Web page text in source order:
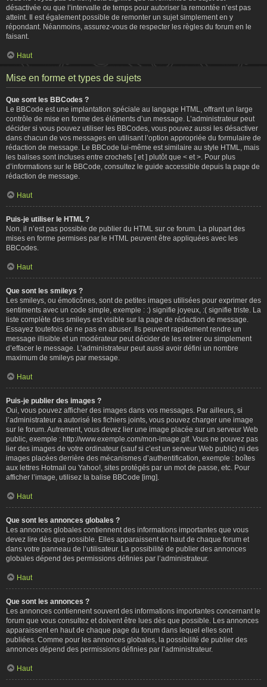
désactivée ou que l’intervalle de temps pour autoriser la remontée n’est pas
atteint. Il est également possible de remonter un sujet simplement en y
répondant. Néanmoins, assurez-vous de respecter les règles du forum en le
faisant.
Haut
Mise en forme et types de sujets
Que sont les BBCodes ?
Le BBCode est une implantation spéciale au langage HTML, offrant un large
contrôle de mise en forme des éléments d’un message. L’administrateur peut
décider si vous pouvez utiliser les BBCodes, vous pouvez aussi les désactiver
dans chacun de vos messages en utilisant l’option appropriée du formulaire de
rédaction de message. Le BBCode lui-même est similaire au style HTML, mais
les balises sont incluses entre crochets [ et ] plutôt que < et >. Pour plus
d’informations sur le BBCode, consultez le guide accessible depuis la page de
rédaction de message.
Haut
Puis-je utiliser le HTML ?
Non, il n’est pas possible de publier du HTML sur ce forum. La plupart des
mises en forme permises par le HTML peuvent être appliquées avec les
BBCodes.
Haut
Que sont les smileys ?
Les smileys, ou émoticônes, sont de petites images utilisées pour exprimer des
sentiments avec un code simple, exemple : :) signifie joyeux, :( signifie triste. La
liste complète des smileys est visible sur la page de rédaction de message.
Essayez toutefois de ne pas en abuser. Ils peuvent rapidement rendre un
message illisible et un modérateur peut décider de les retirer ou simplement
d’effacer le message. L’administrateur peut aussi avoir défini un nombre
maximum de smileys par message.
Haut
Puis-je publier des images ?
Oui, vous pouvez afficher des images dans vos messages. Par ailleurs, si
l’administrateur a autorisé les fichiers joints, vous pouvez charger une image
sur le forum. Autrement, vous devez lier une image placée sur un serveur Web
public, exemple : http://www.exemple.com/mon-image.gif. Vous ne pouvez pas
lier des images de votre ordinateur (sauf si c’est un serveur Web public) ni des
images placées derrière des mécanismes d’authentification, exemple : boîtes
aux lettres Hotmail ou Yahoo!, sites protégés par un mot de passe, etc. Pour
afficher l’image, utilisez la balise BBCode [img].
Haut
Que sont les annonces globales ?
Les annonces globales contiennent des informations importantes que vous
devez lire dès que possible. Elles apparaissent en haut de chaque forum et
dans votre panneau de l’utilisateur. La possibilité de publier des annonces
globales dépend des permissions définies par l’administrateur.
Haut
Que sont les annonces ?
Les annonces contiennent souvent des informations importantes concernant le
forum que vous consultez et doivent être lues dès que possible. Les annonces
apparaissent en haut de chaque page du forum dans lequel elles sont
publiées. Comme pour les annonces globales, la possibilité de publier des
annonces dépend des permissions définies par l’administrateur.
Haut